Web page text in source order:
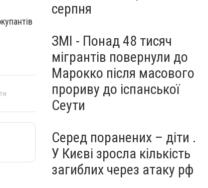
серпня
ЗМІ - Понад 48 тисяч
мігрантів повернули до
Марокко після масового
прориву до іспанської
Сеути
Серед поранених – діти .
У Києві зросла кількість
загиблих через атаку рф